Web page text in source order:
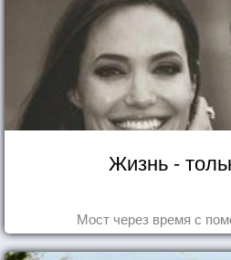
Жизнь -
Мост через время с